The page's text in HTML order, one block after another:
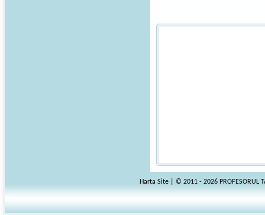
Harta Site | © 2011 - 2026 PROFESORUL